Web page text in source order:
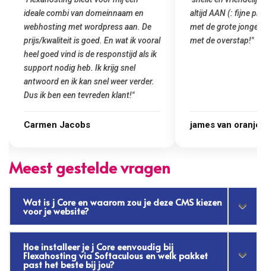
altijd AAN (: fijne prijzen vergeleken
met de grote jongens en dus nu al blij
met de overstap!"
james van oranje
het installeren van
was meteen door
gemaakt. Top
Marcel Thijs
Meest gestelde vragen
Wat is j Core en waarom zou je deze CMS kiezen
voor je website?
Hoe installeer je j Core eenvoudig bij
Flexahosting via Softaculous en welk pakket
past het beste bij jou?